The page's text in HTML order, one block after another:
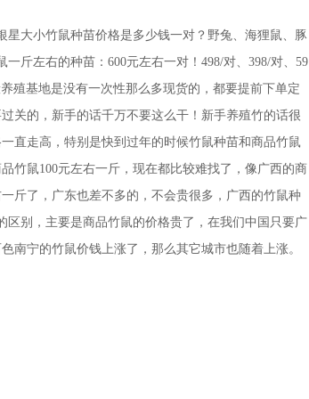
星大小竹鼠种苗价格是多少钱一对？野兔、海狸鼠、豚
一斤左右的种苗：600元左右一对！ 498/对、 398/对、 59
殖基地是没有一次性那么多现货的，都要提前下单定
关的，新手的话千万不要这么干！新手养殖竹的话很
直走高，特别是快到过年的时候竹鼠种苗和商品竹鼠
竹鼠100元左右一斤，现在都比较难找了，像广西的商
斤了，广东也差不多的，不会贵很多，广西的竹鼠种
区别，主要是商品竹鼠的价格贵了，在我们中国只要广
南宁的竹鼠价钱上涨了，那么其它城市也随着上涨。